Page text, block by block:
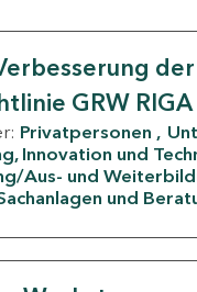
GRW RIGA
Privatpersonen
Innovation und
Aus- und
und